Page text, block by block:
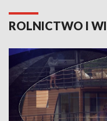
ROLNICTWO I